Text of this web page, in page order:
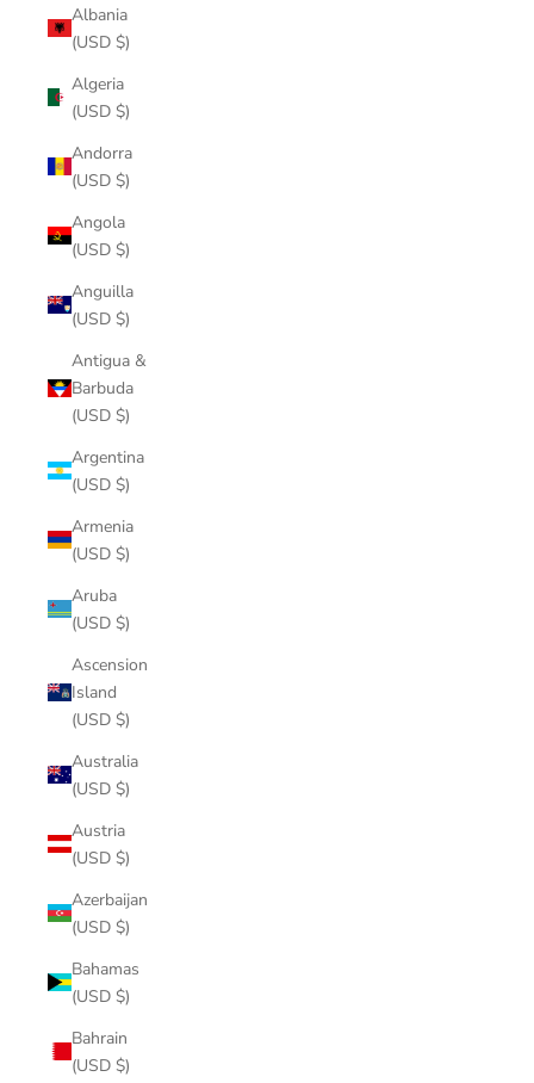
Albania
(USD $)
Algeria
(USD $)
Andorra
(USD $)
Angola
(USD $)
Anguilla
(USD $)
Antigua &
Barbuda
(USD $)
Argentina
(USD $)
Armenia
(USD $)
Aruba
(USD $)
Ascension
Island
(USD $)
Australia
(USD $)
Austria
(USD $)
Azerbaijan
(USD $)
Bahamas
(USD $)
Bahrain
(USD $)